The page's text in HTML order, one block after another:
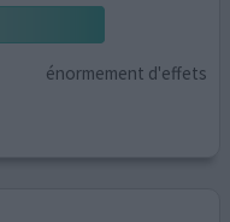
énormement d'effets